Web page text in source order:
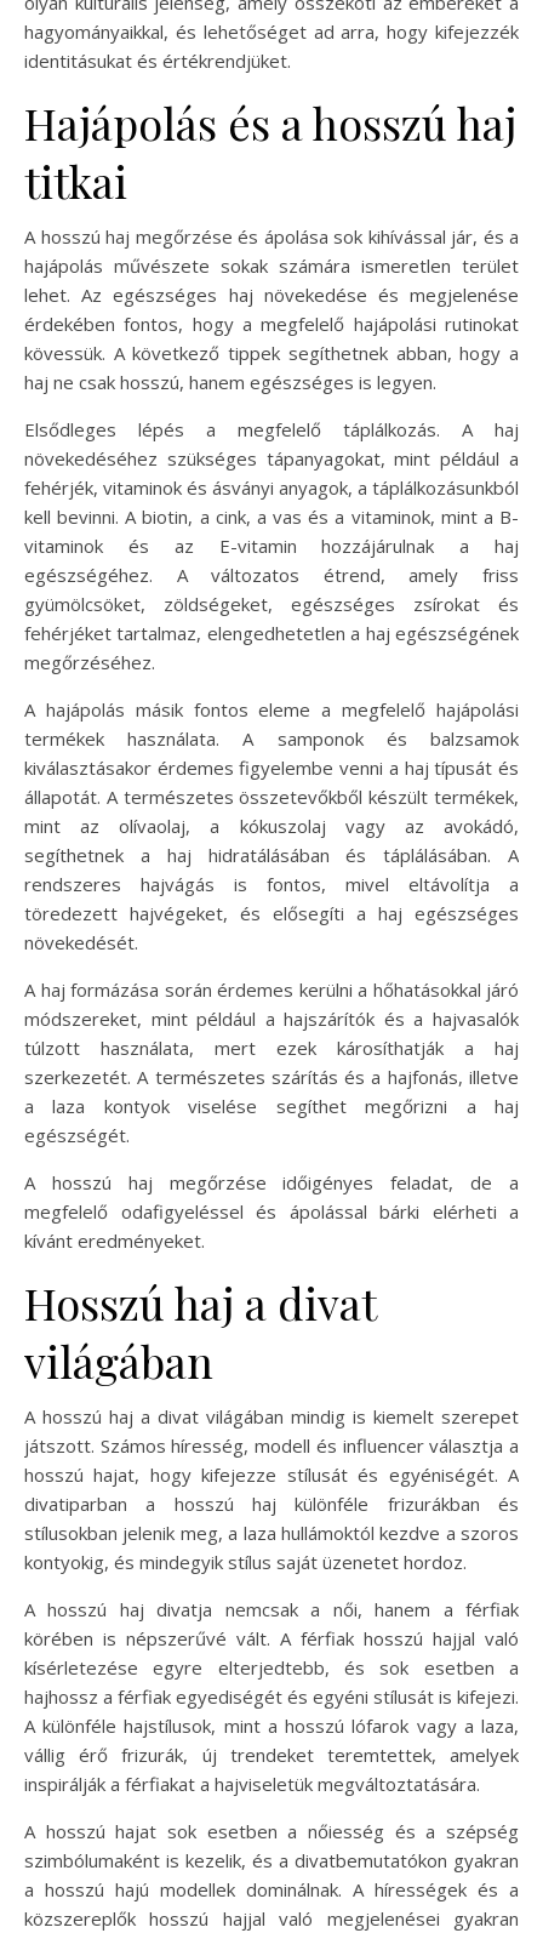
hagyományaikkal, és lehetőséget ad arra, hogy kifejezzék
identitásukat és értékrendjüket.
Hajápolás és a hosszú haj
titkai
A hosszú haj megőrzése és ápolása sok kihívással jár, és a
hajápolás művészete sokak számára ismeretlen terület
lehet. Az egészséges haj növekedése és megjelenése
érdekében fontos, hogy a megfelelő hajápolási rutinokat
kövessük. A következő tippek segíthetnek abban, hogy a
haj ne csak hosszú, hanem egészséges is legyen.
Elsődleges lépés a megfelelő táplálkozás. A haj
növekedéséhez szükséges tápanyagokat, mint például a
fehérjék, vitaminok és ásványi anyagok, a táplálkozásunkból
kell bevinni. A biotin, a cink, a vas és a vitaminok, mint a B-
vitaminok és az E-vitamin hozzájárulnak a haj
egészségéhez. A változatos étrend, amely friss
gyümölcsöket, zöldségeket, egészséges zsírokat és
fehérjéket tartalmaz, elengedhetetlen a haj egészségének
megőrzéséhez.
A hajápolás másik fontos eleme a megfelelő hajápolási
termékek használata. A samponok és balzsamok
kiválasztásakor érdemes figyelembe venni a haj típusát és
állapotát. A természetes összetevőkből készült termékek,
mint az olívaolaj, a kókuszolaj vagy az avokádó,
segíthetnek a haj hidratálásában és táplálásában. A
rendszeres hajvágás is fontos, mivel eltávolítja a
töredezett hajvégeket, és elősegíti a haj egészséges
növekedését.
A haj formázása során érdemes kerülni a hőhatásokkal járó
módszereket, mint például a hajszárítók és a hajvasalók
túlzott használata, mert ezek károsíthatják a haj
szerkezetét. A természetes szárítás és a hajfonás, illetve
a laza kontyok viselése segíthet megőrizni a haj
egészségét.
A hosszú haj megőrzése időigényes feladat, de a
megfelelő odafigyeléssel és ápolással bárki elérheti a
kívánt eredményeket.
Hosszú haj a divat
világában
A hosszú haj a divat világában mindig is kiemelt szerepet
játszott. Számos híresség, modell és influencer választja a
hosszú hajat, hogy kifejezze stílusát és egyéniségét. A
divatiparban a hosszú haj különféle frizurákban és
stílusokban jelenik meg, a laza hullámoktól kezdve a szoros
kontyokig, és mindegyik stílus saját üzenetet hordoz.
A hosszú haj divatja nemcsak a női, hanem a férfiak
körében is népszerűvé vált. A férfiak hosszú hajjal való
kísérletezése egyre elterjedtebb, és sok esetben a
hajhossz a férfiak egyediségét és egyéni stílusát is kifejezi.
A különféle hajstílusok, mint a hosszú lófarok vagy a laza,
vállig érő frizurák, új trendeket teremtettek, amelyek
inspirálják a férfiakat a hajviseletük megváltoztatására.
A hosszú hajat sok esetben a nőiesség és a szépség
szimbólumaként is kezelik, és a divatbemutatókon gyakran
a hosszú hajú modellek dominálnak. A hírességek és a
közszereplők hosszú hajjal való megjelenései gyakran